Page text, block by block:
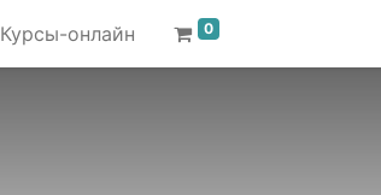
Курсы-онлайн 0